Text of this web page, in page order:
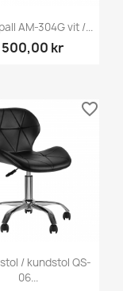
AM-304G vit /...
500,00 kr
/ kundstol QS-
06...
favorite_border